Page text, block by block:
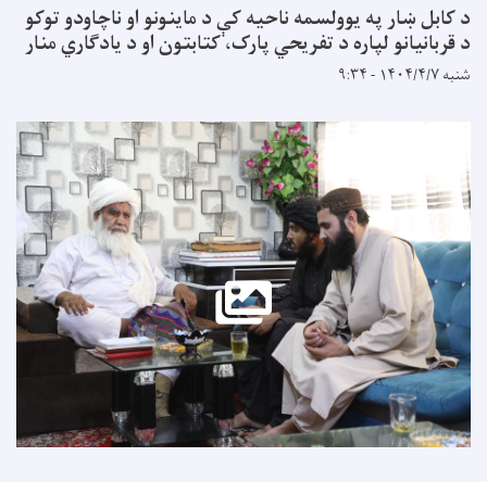
د کابل ښار په یوولسمه ناحیه کې د ماینونو او ناچاودو توکو
د قربانیانو لپاره د تفریحي پارک، کتابتون او د یادګاري منار
شنبه ۱۴۰۴/۴/۷ - ۹:۳۴